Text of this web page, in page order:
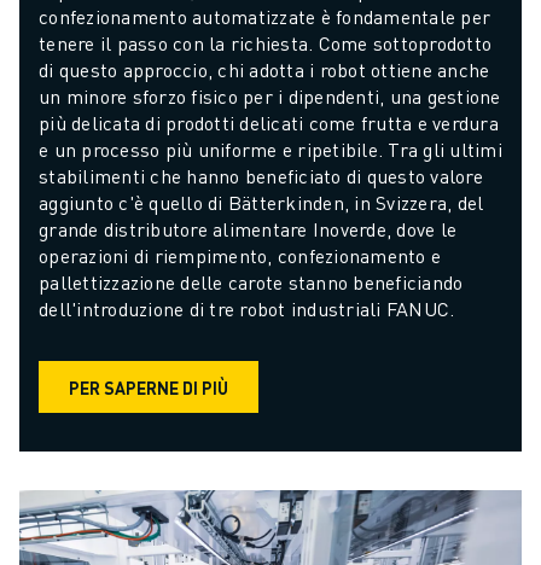
confezionamento automatizzate è fondamentale per
tenere il passo con la richiesta. Come sottoprodotto
di questo approccio, chi adotta i robot ottiene anche
un minore sforzo fisico per i dipendenti, una gestione
più delicata di prodotti delicati come frutta e verdura
e un processo più uniforme e ripetibile. Tra gli ultimi
stabilimenti che hanno beneficiato di questo valore
aggiunto c'è quello di Bätterkinden, in Svizzera, del
grande distributore alimentare Inoverde, dove le
operazioni di riempimento, confezionamento e
pallettizzazione delle carote stanno beneficiando
dell'introduzione di tre robot industriali FANUC.
PER SAPERNE DI PIÙ